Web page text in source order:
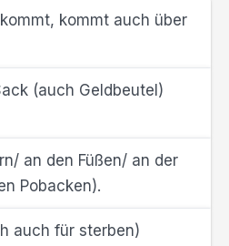
kommt auch über
(auch Geldbeutel)
an den Füßen/ an der
Pobacken).
auch für sterben)